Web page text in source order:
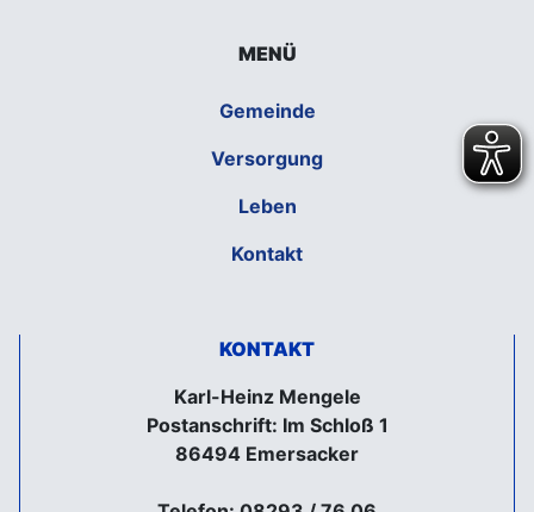
MENÜ
Gemeinde
Versorgung
Leben
Kontakt
KONTAKT
Karl-Heinz Mengele
Postanschrift: Im Schloß 1
86494 Emersacker